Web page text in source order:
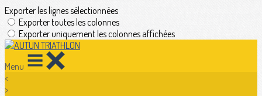
Exporter les lignes sélectionnées
Exporter toutes les colonnes
Exporter uniquement les colonnes affichées
Menu
<
>